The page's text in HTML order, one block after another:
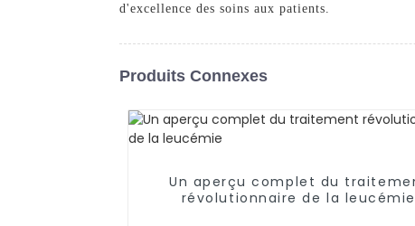
d'excellence des soins aux patients.
Produits Connexes
Un aperçu complet du
révolutionnaire de la leucémie